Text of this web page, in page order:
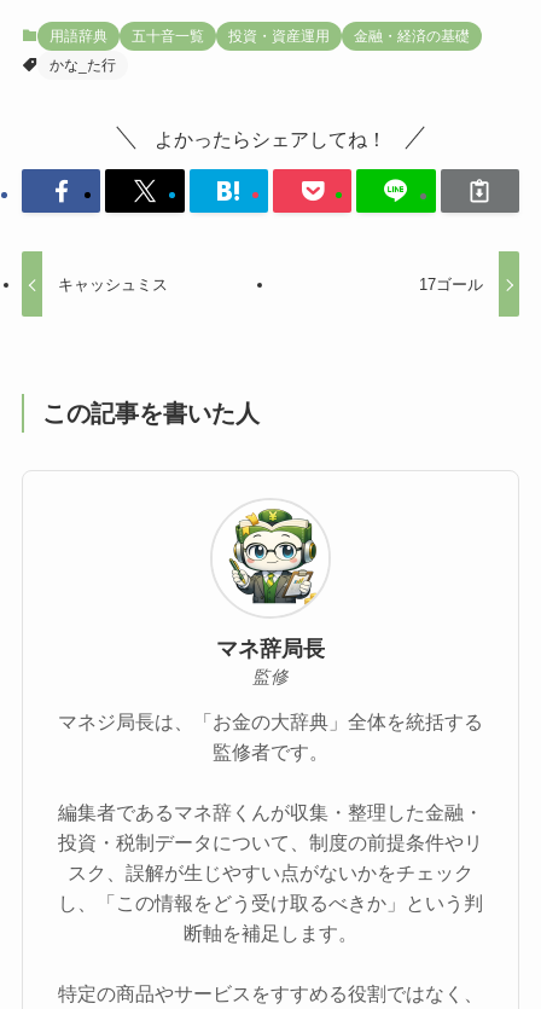
用語辞典 五十音一覧 投資・資産運用
金融・経済の基礎
かな_た行
よかったらシェアしてね！
キャッシュミス 17ゴール
この記事を書いた人
マネ辞局長
監修
マネジ局長は、「お金の大辞典」全体を統括する
監修者です。
編集者であるマネ辞くんが収集・整理した金融・
投資・税制データについて、制度の前提条件やリ
スク、誤解が生じやすい点がないかをチェック
し、「この情報をどう受け取るべきか」という判
断軸を補足します。
特定の商品やサービスをすすめる役割ではなく、